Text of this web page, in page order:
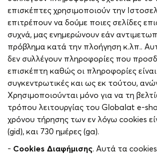
επισκέπτες χρησιμοποιούν την
επιτρέπουν να δούμε ποιες σελίδες
συχνά, μας ενημερώνουν εάν
πρόβλημα κατά την πλοήγηση κ.λπ..
δεν συλλέγουν πληροφορίες που
επισκέπτη καθώς οι πληροφορίες είναι
συγκεντρωτικές και ως εκ τούτου,
Χρησιμοποιούνται μόνο για να τη
τρόπου λειτουργίας του Globalat e-
χρόνου τήρησης των εν λόγω cookies
(gid), και 730 ημέρες (ga).
- Cookies Διαφήμισης. Αυτά τα cookies